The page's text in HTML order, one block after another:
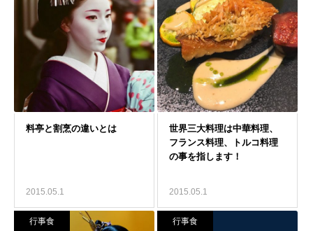
2015.05.1 2015.05.1
行事食 行事食